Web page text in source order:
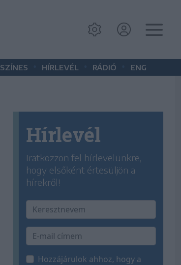
SZÍNES HÍRLEVÉL RÁDIÓ ENG
Hírlevél
Iratkozzon fel hírlevelünkre,
hogy elsőként értesüljön a
hírekről!
Hozzájárulok ahhoz, hogy a